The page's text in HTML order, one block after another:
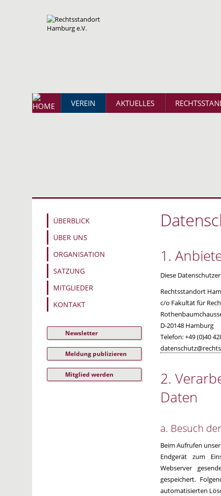
VEREIN AKTUELLES
ÜBERBLICK
ÜBER UNS
ORGANISATION
SATZUNG
MITGLIEDER
KONTAKT
Newsletter
Meldung publizieren
Mitglied werden
1.
Diese
Rechtsstandort
c/o Fakultät für
D-20148 Hamburg
Telefon: +49 (0)40
2.
Daten
a. Besuch
Beim Aufrufen
Endgerät zum
Webserver
gespeichert.
automatisierten